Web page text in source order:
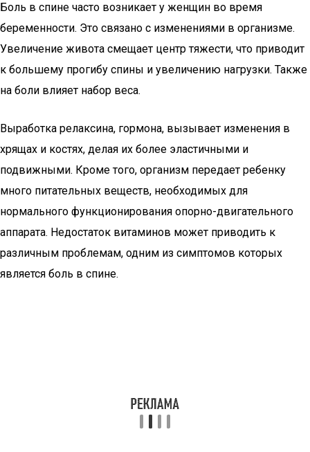
Боль в спине часто возникает у женщин во время
беременности. Это связано с изменениями в организме.
Увеличение живота смещает центр тяжести, что приводит
к большему прогибу спины и увеличению нагрузки. Также
на боли влияет набор веса.
Выработка релаксина, гормона, вызывает изменения в
хрящах и костях, делая их более эластичными и
подвижными. Кроме того, организм передает ребенку
много питательных веществ, необходимых для
нормального функционирования опорно-двигательного
аппарата. Недостаток витаминов может приводить к
различным проблемам, одним из симптомов которых
является боль в спине.